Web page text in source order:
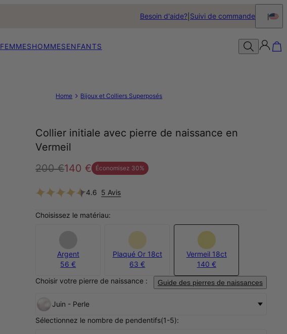
Besoin d'aide? Suivi de commande
FEMMESHOMMESENFANTS
Home Bijoux et Colliers Superposés
Collier initiale avec pierre de naissance en
Vermeil
200 €140 € Économisez 30%
4.6 5 Avis
Choisissez le matériau:
Argent
56 €
Plaqué Or 18ct
63 €
Vermeil 18ct
140 €
Choisir votre pierre de naissance :
Guide des pierres de naissances
Juin - Perle
Sélectionnez le nombre de pendentifs(1-5):